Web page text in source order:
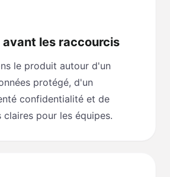
avant les raccourcis
le produit autour d'un
protégé, d'un
confidentialité et de
pour les équipes.